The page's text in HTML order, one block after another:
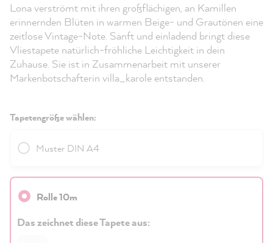
Lona verströmt mit ihren großflächigen, an Kamillen
erinnernden Blüten in warmen Beige- und Grautönen eine
zeitlose Vintage-Note. Sanft und einladend bringt diese
Vliestapete natürlich-fröhliche Leichtigkeit in dein
Zuhause. Sie ist in Zusammenarbeit mit unserer
Markenbotschafterin villa_karole entstanden.
Tapetengröße wählen:
Muster DIN A4
Rolle 10m
Das zeichnet diese Tapete aus: